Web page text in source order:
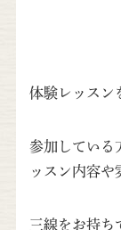
体験レッスン
参加している
ッスン内容や
三線をお持ち